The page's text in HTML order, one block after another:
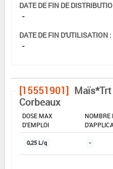
DATE DE FIN DE
-
DATE DE FIN D'UTILISATION :
-
[15551901]
Corbeaux
DOSE MAX
D'EMPLOI
NOMBRE
0,25 L/q -